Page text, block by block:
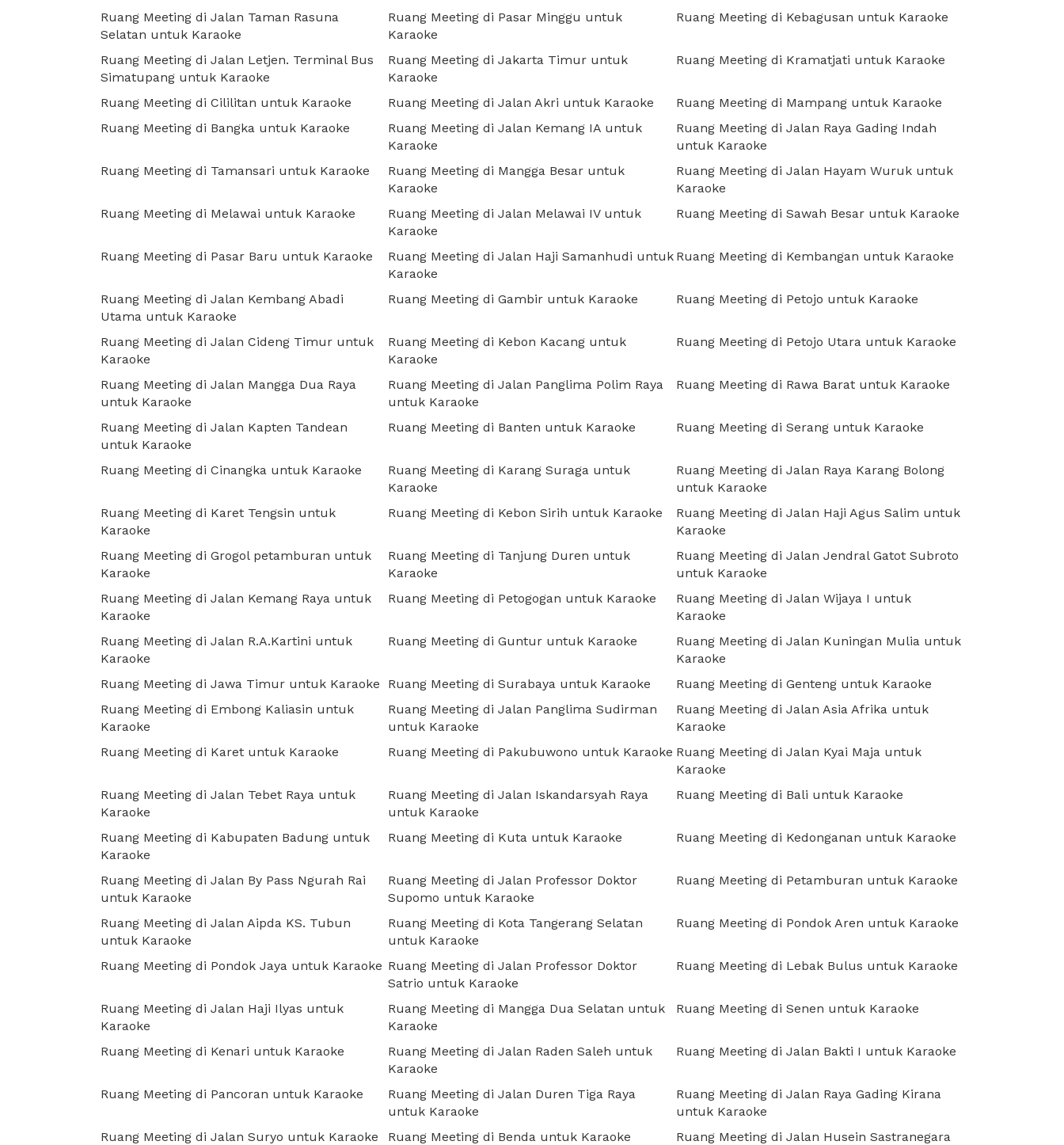
Ruang Meeting di Jalan Taman Rasuna
Selatan untuk Karaoke
Ruang Meeting di Pasar Minggu untuk
Karaoke
Ruang Meeting di Kebagusan untuk Karaoke
Ruang Meeting di Jalan Letjen. Terminal Bus
Simatupang untuk Karaoke
Ruang Meeting di Jakarta Timur untuk
Karaoke
Ruang Meeting di Kramatjati untuk Karaoke
Ruang Meeting di Cililitan untuk Karaoke Ruang Meeting di Jalan Akri untuk Karaoke
Ruang Meeting di Mampang untuk Karaoke
Ruang Meeting di Bangka untuk Karaoke
Ruang Meeting di Jalan Kemang IA untuk
Karaoke
Ruang Meeting di Jalan Raya Gading Indah
untuk Karaoke
Ruang Meeting di Tamansari untuk Karaoke
Ruang Meeting di Mangga Besar untuk
Karaoke
Ruang Meeting di Jalan Hayam Wuruk untuk
Karaoke
Ruang Meeting di Melawai untuk Karaoke
Ruang Meeting di Jalan Melawai IV untuk
Karaoke
Ruang Meeting di Sawah Besar untuk Karaoke
Ruang Meeting di Pasar Baru untuk Karaoke
Ruang Meeting di Jalan Haji Samanhudi untuk
Karaoke
Ruang Meeting di Kembangan untuk Karaoke
Ruang Meeting di Jalan Kembang Abadi
Utama untuk Karaoke
Ruang Meeting di Gambir untuk Karaoke Ruang Meeting di Petojo untuk Karaoke
Ruang Meeting di Jalan Cideng Timur untuk
Karaoke
Ruang Meeting di Kebon Kacang untuk
Karaoke
Ruang Meeting di Petojo Utara untuk Karaoke
Ruang Meeting di Jalan Mangga Dua Raya
untuk Karaoke
Ruang Meeting di Jalan Panglima Polim Raya
untuk Karaoke
Ruang Meeting di Rawa Barat untuk Karaoke
Ruang Meeting di Jalan Kapten Tandean
untuk Karaoke
Ruang Meeting di Banten untuk Karaoke Ruang Meeting di Serang untuk Karaoke
Ruang Meeting di Cinangka untuk Karaoke
Ruang Meeting di Karang Suraga untuk
Karaoke
Ruang Meeting di Jalan Raya Karang Bolong
untuk Karaoke
Ruang Meeting di Karet Tengsin untuk
Karaoke
Ruang Meeting di Kebon Sirih untuk Karaoke
Ruang Meeting di Jalan Haji Agus Salim untuk
Karaoke
Ruang Meeting di Grogol petamburan untuk
Karaoke
Ruang Meeting di Tanjung Duren untuk
Karaoke
Ruang Meeting di Jalan Jendral Gatot Subroto
untuk Karaoke
Ruang Meeting di Jalan Kemang Raya untuk
Karaoke
Ruang Meeting di Petogogan untuk Karaoke
Ruang Meeting di Jalan Wijaya I untuk
Karaoke
Ruang Meeting di Jalan R.A.Kartini untuk
Karaoke
Ruang Meeting di Guntur untuk Karaoke
Ruang Meeting di Jalan Kuningan Mulia untuk
Karaoke
Ruang Meeting di Jawa Timur untuk Karaoke
Ruang Meeting di Surabaya untuk Karaoke
Ruang Meeting di Genteng untuk Karaoke
Ruang Meeting di Embong Kaliasin untuk
Karaoke
Ruang Meeting di Jalan Panglima Sudirman
untuk Karaoke
Ruang Meeting di Jalan Asia Afrika untuk
Karaoke
Ruang Meeting di Karet untuk Karaoke
Ruang Meeting di Pakubuwono untuk Karaoke Ruang Meeting di Jalan Kyai Maja untuk
Karaoke
Ruang Meeting di Jalan Tebet Raya untuk
Karaoke
Ruang Meeting di Jalan Iskandarsyah Raya
untuk Karaoke
Ruang Meeting di Bali untuk Karaoke
Ruang Meeting di Kabupaten Badung untuk
Karaoke
Ruang Meeting di Kuta untuk Karaoke Ruang Meeting di Kedonganan untuk Karaoke
Ruang Meeting di Jalan By Pass Ngurah Rai
untuk Karaoke
Ruang Meeting di Jalan Professor Doktor
Supomo untuk Karaoke
Ruang Meeting di Petamburan untuk Karaoke
Ruang Meeting di Jalan Aipda KS. Tubun
untuk Karaoke
Ruang Meeting di Kota Tangerang Selatan
untuk Karaoke
Ruang Meeting di Pondok Aren untuk Karaoke
Ruang Meeting di Pondok Jaya untuk Karaoke Ruang Meeting di Jalan Professor Doktor
Satrio untuk Karaoke
Ruang Meeting di Lebak Bulus untuk Karaoke
Ruang Meeting di Jalan Haji Ilyas untuk
Karaoke
Ruang Meeting di Mangga Dua Selatan untuk
Karaoke
Ruang Meeting di Senen untuk Karaoke
Ruang Meeting di Kenari untuk Karaoke
Ruang Meeting di Jalan Raden Saleh untuk
Karaoke
Ruang Meeting di Jalan Bakti I untuk Karaoke
Ruang Meeting di Pancoran untuk Karaoke
Ruang Meeting di Jalan Duren Tiga Raya
untuk Karaoke
Ruang Meeting di Jalan Raya Gading Kirana
untuk Karaoke
Ruang Meeting di Jalan Suryo untuk Karaoke
Ruang Meeting di Benda untuk Karaoke
Ruang Meeting di Jalan Husein Sastranegara